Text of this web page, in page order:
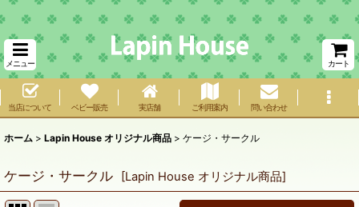
メニュー カート
当店について ベビー販売 実店舗 ご利用案内 問い合わせ
ホーム > Lapin House オリジナル商品 > ケージ・サークル
ケージ・サークル [Lapin House オリジナル商品]